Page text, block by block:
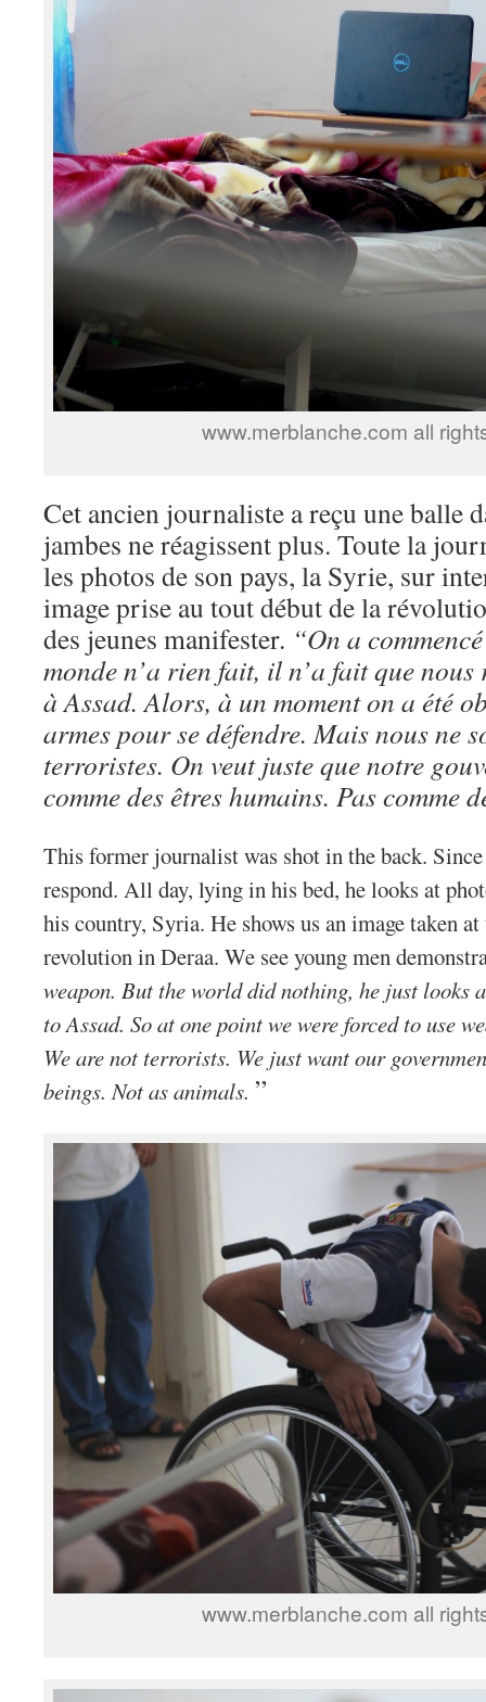
www.merblanche.com all
Cet ancien journaliste a reçu une balle
jambes ne réagissent plus. Toute la
les photos de son pays, la Syrie, sur
image prise au tout début de la
des jeunes manifester. “On a
monde n’a rien fait, il n’a fait que
à Assad. Alors, à un moment on a été
armes pour se défendre. Mais nous ne
terroristes. On veut juste que notre
comme des êtres humains. Pas comme
This former journalist was shot in the back.
respond. All day, lying in his bed, he looks at
his country, Syria. He shows us an image taken
revolution in Deraa. We see young men
weapon. But the world did nothing, he just looks
to Assad. So at one point we were forced to use
We are not terrorists. We just want our
beings. Not as animals. ”
www.merblanche.com all